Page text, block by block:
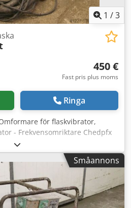
1 /3
450 €
Fast pris plus moms
Ringa
för flaskvibrator,
- Frekvensomriktare Chedpfx
ca 6 m - Vikt: 150 kg
Småannons